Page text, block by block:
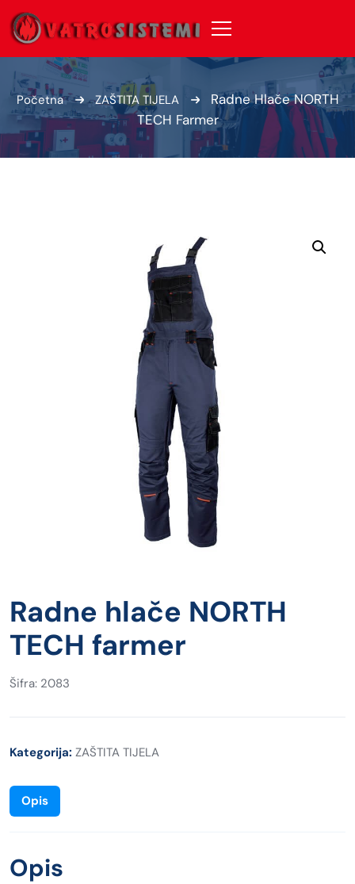
Početna ZAŠTITA TIJELA
Radne Hlače NORTH
TECH Farmer
Radne hlače NORTH
TECH farmer
Šifra: 2083
Kategorija: ZAŠTITA TIJELA
Opis
Opis